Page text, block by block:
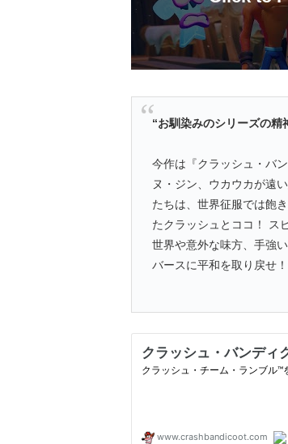
“お馴染みのシリーズの精
今作は『クラッシュ・バ
ヌ・ジン、ウカウカが遠
たちは、世界征服では飽
たクラッシュとココ！ ス
世界や意外な味方、手強
バースに平和を取り戻せ！